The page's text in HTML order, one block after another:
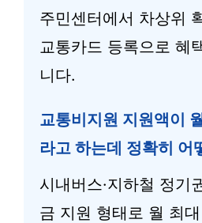
주민센터에서 차상위
교통카드 등록으로 혜
니다.
교통비지원 지원액이
라고 하는데 정확히 어
시내버스·지하철 정기
금 지원 형태로 월 최